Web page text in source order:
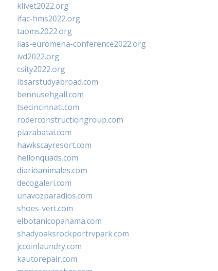
klivet2022.org
ifac-hms2022.org
taoms2022.org
iias-euromena-conference2022.org
ivd2022.org
csity2022.org
ibsarstudyabroad.com
bennusehgall.com
tsecincinnati.com
roderconstructiongroup.com
plazabatai.com
hawkscayresort.com
hellonquads.com
diarioanimales.com
decogaleri.com
unavozparadios.com
shoes-vert.com
elbotanicopanama.com
shadyoaksrockportrvpark.com
jccoinlaundry.com
kautorepair.com